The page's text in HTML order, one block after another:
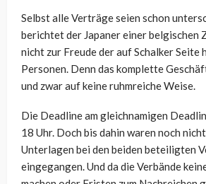
Selbst alle Verträge seien schon
berichtet der Japaner einer belgischen
nicht zur Freude der auf Schalker Seite
Personen. Denn das komplette
und zwar auf keine ruhmreiche Weise.
Die Deadline am gleichnamigen
18 Uhr. Doch bis dahin waren noch
Unterlagen bei den beiden beteiligten
eingegangen. Und da die Verbände